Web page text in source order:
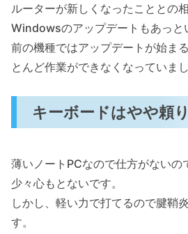
ルーターが新しくなったこととの
Windowsのアップデートもあっと
前の機種ではアップデートが始ま
とんど作業ができなくなっていまし
キーボードはやや頼
薄いノートPCなので仕方がないの
少々心もとないです。
しかし、軽い力で打てるので腱鞘
す。